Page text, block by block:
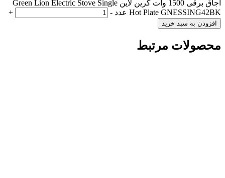
اجاق برقی 1500 وات گرین لاین Green Lion Electric Stove Single
Hot Plate GNESSING42BK عدد
-
+
افزودن به سبد خرید
محصولات مرتبط